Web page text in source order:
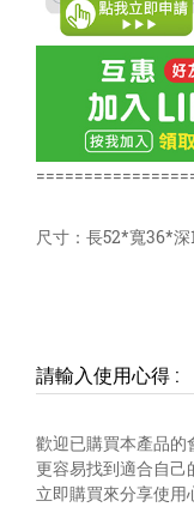
尺寸：長52*寬36*深
請輸入使用心得 :
歡迎已購買本產品的
更容易找到適合自己
立即購買來分享使用